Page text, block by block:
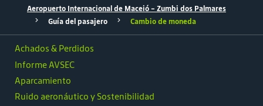
Aeropuerto Internacional de Maceió - Zumbi dos Palmares
Guía del pasajero
Cambio de moneda
Achados & Perdidos
Informe AVSEC
Aparcamiento
Ruido aeronáutico y Sostenibilidad